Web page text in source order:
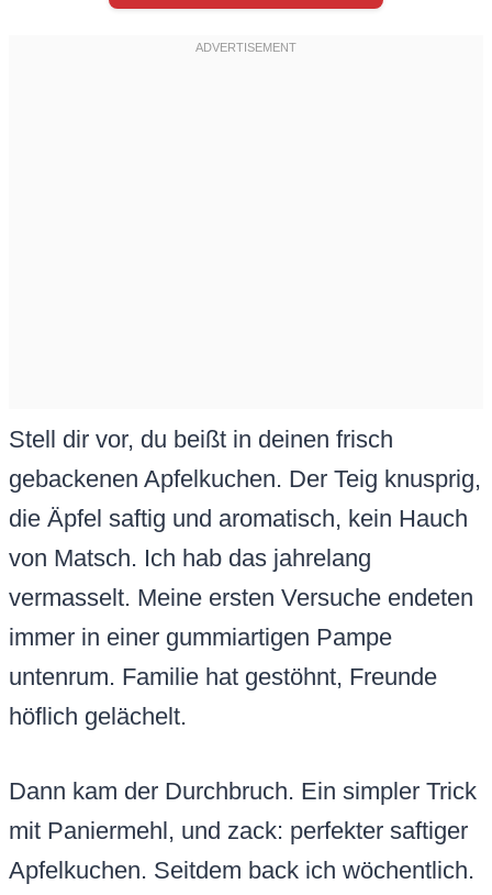
Stell dir vor, du beißt in deinen frisch
gebackenen Apfelkuchen. Der Teig knusprig,
die Äpfel saftig und aromatisch, kein Hauch
von Matsch. Ich hab das jahrelang
vermasselt. Meine ersten Versuche endeten
immer in einer gummiartigen Pampe
untenrum. Familie hat gestöhnt, Freunde
höflich gelächelt.
Dann kam der Durchbruch. Ein simpler Trick
mit Paniermehl, und zack: perfekter saftiger
Apfelkuchen. Seitdem back ich wöchentlich.